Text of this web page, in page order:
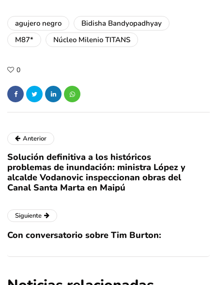
agujero negro
Bidisha Bandyopadhyay
M87*
Núcleo Milenio TITANS
0
Anterior
Solución definitiva a los históricos
problemas de inundación: ministra López y
alcalde Vodanovic inspeccionan obras del
Canal Santa Marta en Maipú
Siguiente
Con conversatorio sobre Tim Burton: